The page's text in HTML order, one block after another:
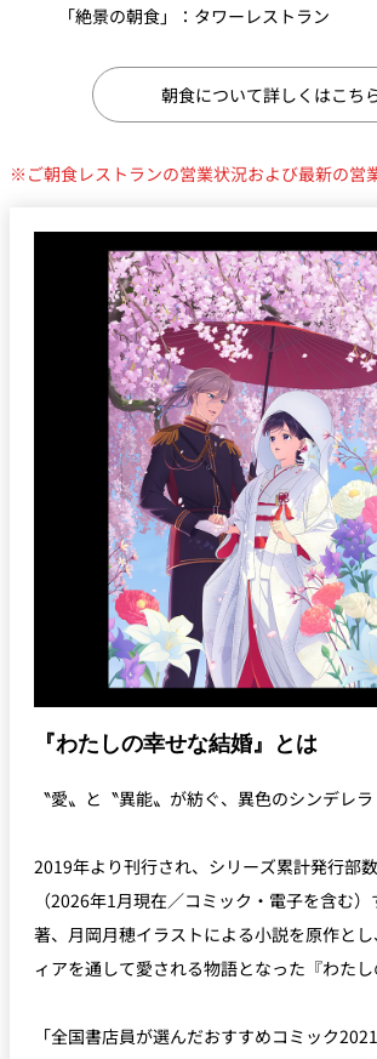
「絶景の朝食」：タワーレストラン
朝食について詳しくはこち
※ご朝食レストランの営業状況および最新の営
『わたしの幸せな結婚』とは
〝愛〟と〝異能〟が紡ぐ、異色のシンデレ
2019年より刊行され、シリーズ累計発行部
（2026年1月現在／コミック・電子を含む
著、月岡月穂イラストによる小説を原作と
ィアを通して愛される物語となった『わたし
「全国書店員が選んだおすすめコミック